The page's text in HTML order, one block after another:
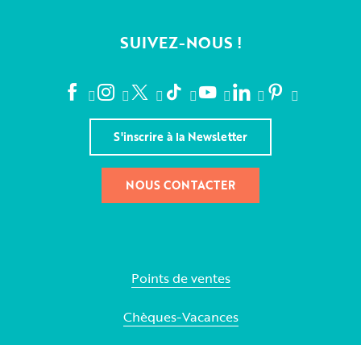
SUIVEZ-NOUS !
S'inscrire à la Newsletter
NOUS CONTACTER
Points de ventes
Chèques-Vacances